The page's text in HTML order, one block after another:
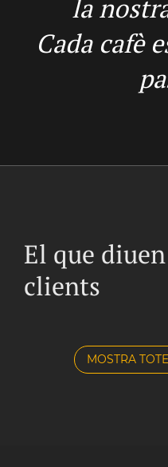
la
Cada cafè
El que
clients
MOSTRA